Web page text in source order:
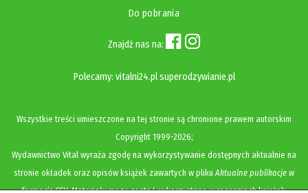
Do pobrania
Znajdź nas na:
Polecamy: vitalni24.pl superodzywianie.pl
Wszystkie treści umieszczone na tej stronie są chronione prawem autorskim
Copyright1999-2026;
Wydawnictwo Vital wyraża zgodę na wykorzystywanie dostępnych aktualnie na
stronie okładek oraz opisów książek zawartych w plikuAktualne publikacje w
formacie CSV. Materiały mogą zostać wykorzystane w recenzjach książek,